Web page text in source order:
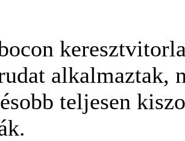
alkalmaztak,
teljesen